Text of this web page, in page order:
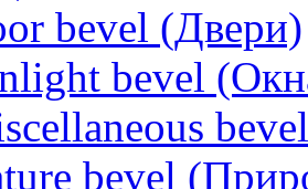
bevel (Двери)
bevel
bevel